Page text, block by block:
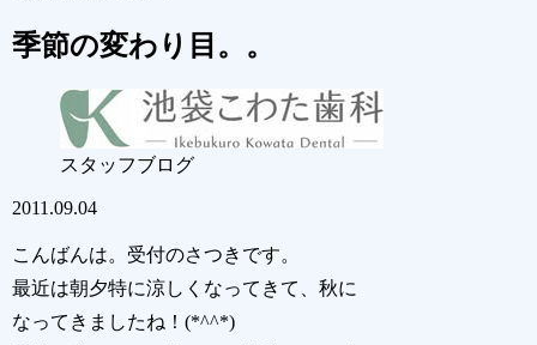
季節の変わり目。。
スタッフブログ
2011.09.04
こんばんは。受付のさつきです。
最近は朝夕特に涼しくなってきて、秋に
なってきましたね！(*^^*)